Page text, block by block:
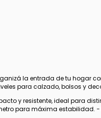
la entrada de tu hogar
para calzado, bolsos y
y resistente, ideal para
para máxima estabilidad.